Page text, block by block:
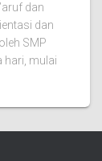
dan
dan
SMP
hari, mulai